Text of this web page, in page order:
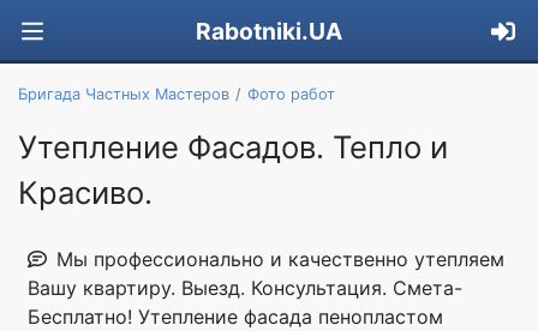
Rabotniki.UA
Бригада Частных Мастеров Фото работ
Утепление Фасадов. Тепло и
Красиво.
Мы профессионально и качественно утепляем
Вашу квартиру. Выезд. Консультация. Смета-
Бесплатно! Утепление фасада пенопластом